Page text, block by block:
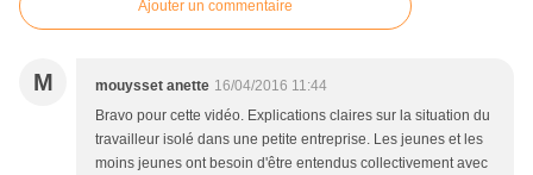
Ajouter un commentaire
M mouysset anette 16/04/2016 11:44
Bravo pour cette vidéo. Explications claires sur la situation du
travailleur isolé dans une petite entreprise. Les jeunes et les
moins jeunes ont besoin d'être entendus collectivement avec